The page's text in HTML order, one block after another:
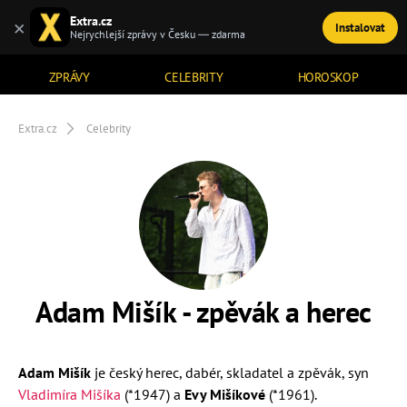
ZPRÁVY CELEBRITY HOROSKOP
TÉMATA
Extra.cz Celebrity
Adam Mišík - zpěvák a herec
Adam Mišík je český herec, dabér, skladatel a zpěvák, syn
Vladimíra Mišíka (*1947) a Evy Mišíkové (*1961).
× Extra.cz
Nejrychlejší zprávy v Česku — zdarma Instalovat